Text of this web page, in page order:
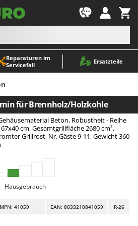
Reparaturen im
Servicefall
Ersatzteile
- Traubenmühlen
- Motorschubkarren
für Traktoren
für Brennholz/Holzkohle
Beton, Robustheit - Reihe
cm, Gesamtgrillfläche 2680 cm²,
Grillrost, Nr. Gäste 9-11, Gewicht 360
Hausgebrauch
MPN: 41059 EAN: 8033210841059 R-26